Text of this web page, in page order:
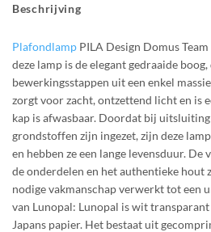
Beschrijving
Plafondlamp PILA Design Domus
deze lamp is de elegant gedraaide
bewerkingsstappen uit een enkel
zorgt voor zacht, ontzettend licht en is
kap is afwasbaar. Doordat bij
grondstoffen zijn ingezet, zijn deze
en hebben ze een lange levensduur.
de onderdelen en het authentieke hout
nodige vakmanschap verwerkt tot een
van Lunopal: Lunopal is wit transparant
Japans papier. Het bestaat uit